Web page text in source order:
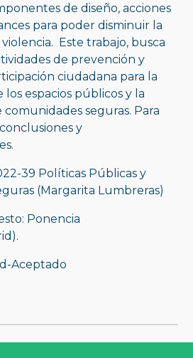
de diseño, acciones
para poder disminuir la
Este trabajo, busca
de prevención y
ciudadana para la
espacios públicos y la
seguras. Para
y
39 Políticas Públicas y
(Margarita Lumbreras)
Ponencia
Aceptado